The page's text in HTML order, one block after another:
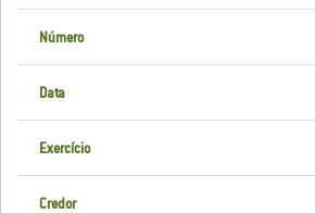
Número
Data
Exercício
Credor